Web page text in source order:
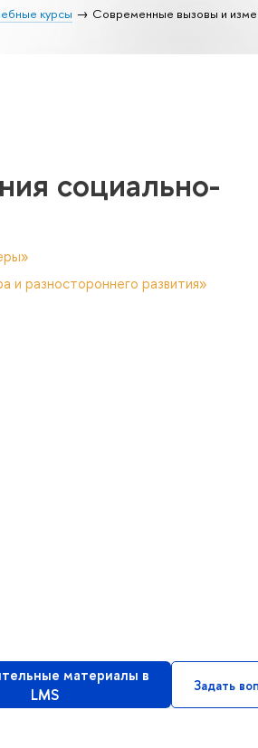
курсы
Современные вызовы и
социально-
и разностороннего развития»
материалы в
LMS
Задать